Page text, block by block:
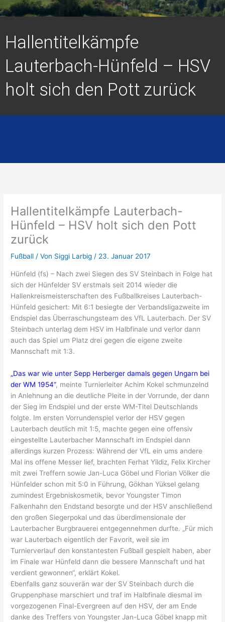
Hallentitelkämpfe
Lauterbach-Hünfeld – HSV
holt sich den Pott zurück
Hallentitelkämpfe Lauterbach-
Hünfeld – HSV holt sich den Pott
zurück
Fußball / Von Siggi Larbig/ 23. Januar 2017
Hünfeld (fs) – Nach zwei Siegen des SV Steinbach in Folge hat
sich der Hünfelder SV erstmals seit 2014 wieder die
Hallenkreismeisterschaften des Fußballkreises Lauterbach-
Hünfeld gesichert: Mit 6:1 besiegte der Verbandsligazweite im
Endspiel das Überraschungsteam des VfL Lauterbach. Der SV
Steinbach unterlag dem HSV im Halbfinale und verlor dann
auch das Spiel um Platz drei gegen die eigene zweite
Mannschaft mit 1:3.
„Das war wie unter Sepp Herberger damals gegen Ungarn bei
der WM 1954“, meinte Turnierleiter Achim Kokel schmunzelnd
in Anlehnung an die deutliche Pleite in der Vorrunde, der dann
der Sieg im Endspiel und der erste WM-Titel Deutschlands
folgte. Im ersten Vorrundenspiel verlor der HSV gegen
Lauterbach deutlich mit 1:5, machte gegen eine offensiv
eingestellte Lauterbacher Mannschaft im Endspiel dann
allerdings kurzen Prozess: Während der VfL ein ums andere
Mal ins offene Messer lief, brachten Ferhat Yildiz, Felix Kircher
mit zwei Treffern sowie Jan-Luca Göbel und Florian Völker die
Hünfelder schon mit 5:0 in Führung, Gökhan Yüksel gelang
zumindest Ergebniskosmetik, bevor Youngster Timon
Falkenhahn den Endstand besorgte und der HSV anschließend
den großen Siegerpokal und das überdimensionale der
Lauterbacher Burgbrauerei entgegennehmen durfte. „Für mich
war Lauterbach eigentlich der Favorit, weil sie im
Turnierverlauf den konstantesten Fußball gespielt haben, aber
im Finale war Hünfeld dann die bessere Mannschaft und hat
verdient gewonnen“, erklärt Kokel.
Ebenfalls ganz souverän war der SV Steinbach durch die
Gruppenphase marschiert und traf im Halbfinale diesmal im
vorgezogenen Final-Evergreen auf den HSV, der am Ende
danke des Treffers von Youngster Jan-Luca Göbel knapp mit